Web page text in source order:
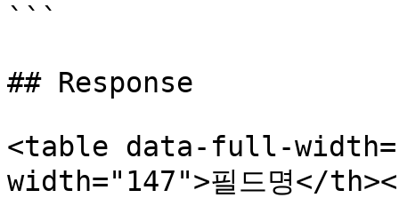
```
## Response
<table data-full-
width="147">필드명</